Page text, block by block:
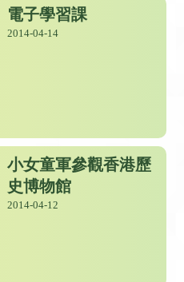
電子學習課
2014-04-14
小女童軍參觀香港歷
史博物館
2014-04-12